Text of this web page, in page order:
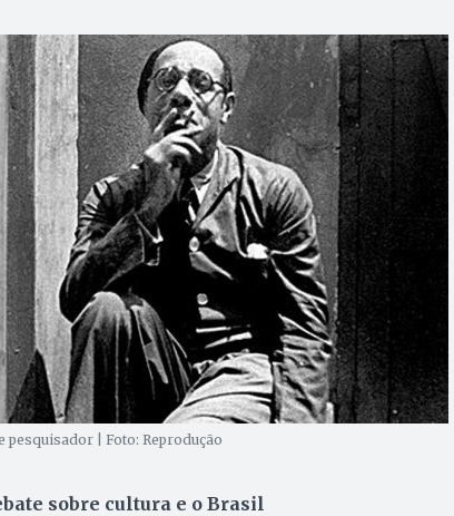
pesquisador | Foto: Reprodução
sobre cultura e o Brasil